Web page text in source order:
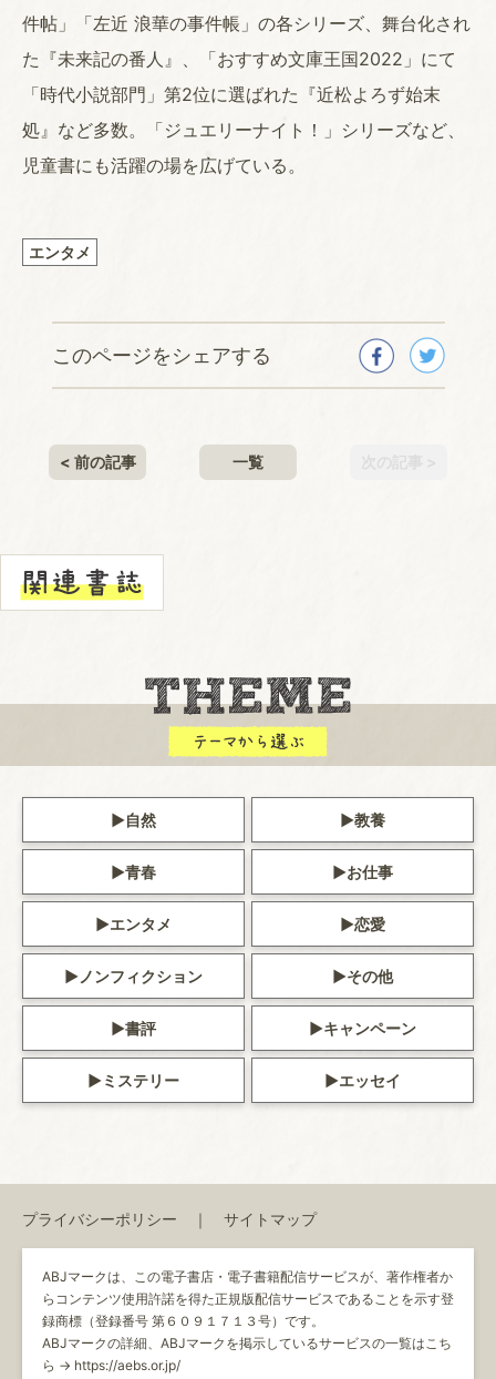
件帖」「左近 浪華の事件帳」の各シリーズ、舞台化され
た『未来記の番人』、「おすすめ文庫王国2022」にて
「時代小説部門」第2位に選ばれた『近松よろず始末
処』など多数。「ジュエリーナイト！」シリーズなど、
児童書にも活躍の場を広げている。
エンタメ
このページをシェアする
< 前の記事 一覧
自然 教養
青春 お仕事
エンタメ 恋愛
ノンフィクション その他
書評 キャンペーン
ミステリー エッセイ
プライバシーポリシー サイトマップ
ABJマークは、この電子書店・電子書籍配信サービスが、著作権者か
らコンテンツ使用許諾を得た正規版配信サービスであることを示す登
録商標（登録番号 第６０９１７１３号）です。
ABJマークの詳細、ABJマークを掲示しているサービスの一覧はこち
ら → https://aebs.or.jp/